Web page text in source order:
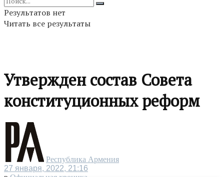
Результатов нет
Читать все результаты
Утвержден состав Совета
конституционных реформ
Республика Армения
27 января, 2022, 21:16